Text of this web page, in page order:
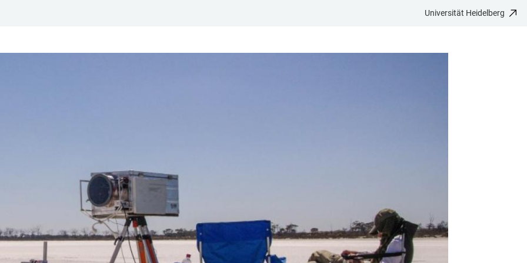
Universität Heidelberg